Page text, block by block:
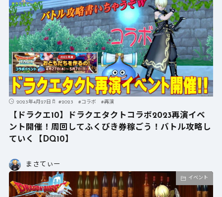
2023年4月27日 #2023 #コラボ #再演
【ドラクエ10】ドラクエタクトコラボ2023再演イベ
ント開催！周回してふくびき券稼ごう！バトル攻略し
ていく【DQ10】
まさてぃー
イベント